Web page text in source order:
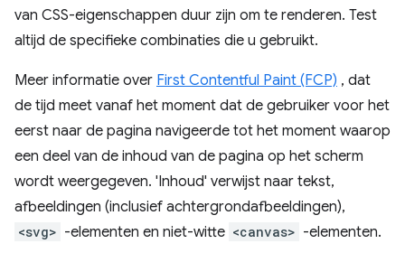
van CSS-eigenschappen duur zijn om te renderen. Test
altijd de specifieke combinaties die u gebruikt.
Meer informatie over First Contentful Paint (FCP) , dat
de tijd meet vanaf het moment dat de gebruiker voor het
eerst naar de pagina navigeerde tot het moment waarop
een deel van de inhoud van de pagina op het scherm
wordt weergegeven. 'Inhoud' verwijst naar tekst,
afbeeldingen (inclusief achtergrondafbeeldingen),
<svg> -elementen en niet-witte <canvas> -elementen.